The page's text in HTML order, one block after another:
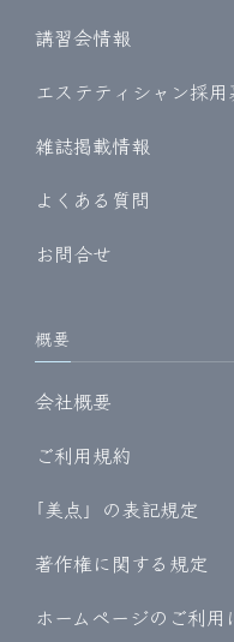
講習会情報
エステティシャン採用
雑誌掲載情報
よくある質問
お問合せ
概要
会社概要
ご利用規約
｢美点」の表記規定
著作権に関する規定
ホームページのご利用